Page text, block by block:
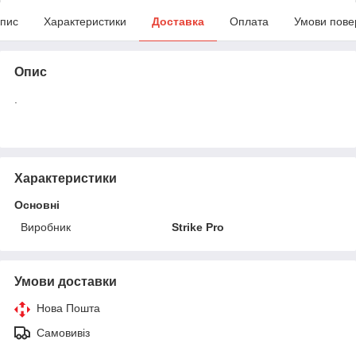
Характеристики Доставка Оплата Умови
Опис
Характеристики
Основні
Виробник
Strike Pro
Умови доставки
Нова Пошта
Самовивіз